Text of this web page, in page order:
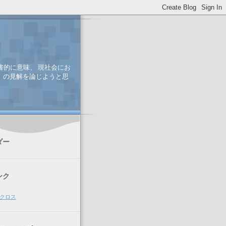
的に意味、 現社会にお
の見解を論じようと思
ー
ク
ロス